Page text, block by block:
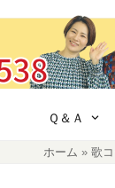
Ｑ＆Ａ
ホーム » 歌